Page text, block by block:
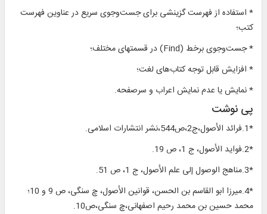
* استفاده از فهرست گزينشى براى جست‌وجوى سريع در عناوين فهرست
كتب؛
* جست‌وجوى برخط (Find) در قسمت‏هاى مختلف؛
* افزايش قابل توجه كتاب‌هاى لغت؛
* نمايش يا عدم نمايش اعراب و سرصفحه.
پی نوشت
*1.فرائد الأصول،ج2،ص544،نشر انتشارات اسلامی.
*2.فوايد الأصول، ج 1، ص 19.
*3.مناهج الوصول إلى علم الأصول، ج 1، ص 51.
*4.ميرزا ابو القاسم بن الحسن، قوانين الأصول، چ سنگى، ص 9 و 10؛
محمد حسین بن محمد رحیم اصفهانی،چ سنگی،ص10.